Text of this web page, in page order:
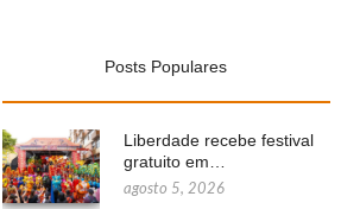
Posts Populares
Liberdade recebe festival
gratuito em…
agosto 5, 2026